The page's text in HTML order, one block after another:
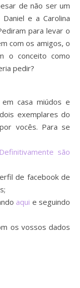
de não ser um
e a Carolina
para levar o
com os amigos, o
o conceito como
pedir?
casa miúdos e
exemplares do
vocês. Para se
Definitivamente são
de facebook de
aqui e seguindo
os vossos dados